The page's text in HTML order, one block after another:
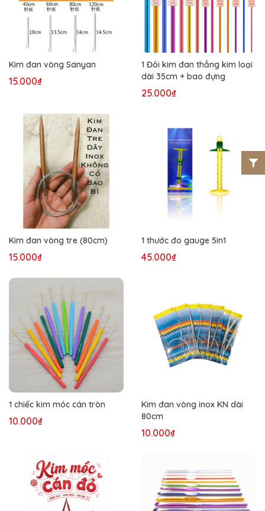
Kim đan vòng Sanyan
15.000₫
1 Đôi kim đan thẳng kim loại
dài 35cm + bao đựng
25.000₫
Kim đan vòng tre (80cm)
15.000₫
1 thước đo gauge 5in1
45.000₫
1 chiếc kim móc cán tròn
10.000₫
Kim đan vòng inox KN dài
80cm
10.000₫